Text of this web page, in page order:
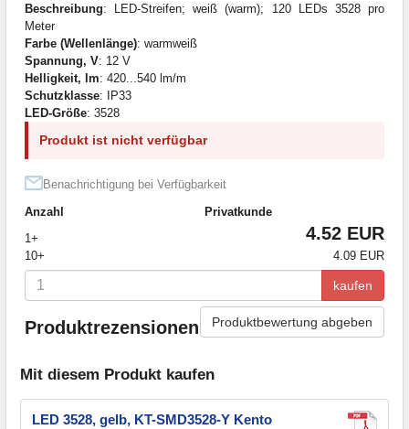
Beschreibung: LED-Streifen; weiß (warm); 120 LEDs 3528 pro
Meter
Farbe (Wellenlänge): warmweiß
Spannung, V: 12 V
Helligkeit, lm: 420...540 lm/m
Schutzklasse: IP33
LED-Größe: 3528
Produkt ist nicht verfügbar
Benachrichtigung bei Verfügbarkeit
Anzahl
Privatkunde
1+
4.52 EUR
10+ 4.09 EUR
kaufen
Produktrezensionen Produktbewertung abgeben
Mit diesem Produkt kaufen
LED 3528, gelb, KT-SMD3528-Y Kento